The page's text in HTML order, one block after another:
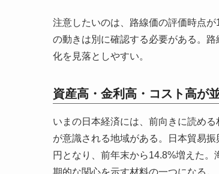
注意したいのは、路線価の評価時点
の動きは別に確認する必要がある。
化を見落としやすい。
資産高・金利高・コスト高が
いまの日本経済には、前向きに読め
が意識される地域がある。日本貿易
円となり、前年末から14.8%増えた
期的な関心を示す材料の一つになる。